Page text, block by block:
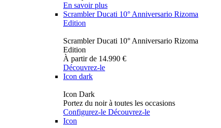
En savoir plus
Scrambler Ducati 10° Anniversario Rizoma
Edition
Scrambler Ducati 10° Anniversario Rizoma
Edition
À partir de 14.990 €
Découvrez-le
Icon dark
Icon Dark
Portez du noir à toutes les occasions
Configurez-le Découvrez-le
Icon